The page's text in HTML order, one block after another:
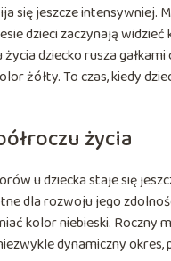
się jeszcze intensywniej.
dzieci zaczynają
dziecko rusza
żółty. To czas, kiedy
życia
u dziecka staje się
dla rozwoju jego
kolor niebieski. Roczny
dynamiczny okres,